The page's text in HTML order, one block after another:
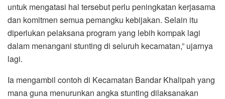
untuk mengatasi hal tersebut perlu peningkatan kerjasama
dan komitmen semua pemangku kebijakan. Selain itu
diperlukan pelaksana program yang lebih kompak lagi
dalam menangani stunting di seluruh kecamatan,” ujarnya
lagi.
Ia mengambil contoh di Kecamatan Bandar Khalipah yang
mana guna menurunkan angka stunting dilaksanakan